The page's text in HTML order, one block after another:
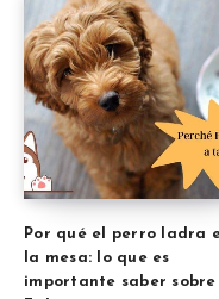
Por qué el perro ladra
la mesa: lo que es
importante saber sobre